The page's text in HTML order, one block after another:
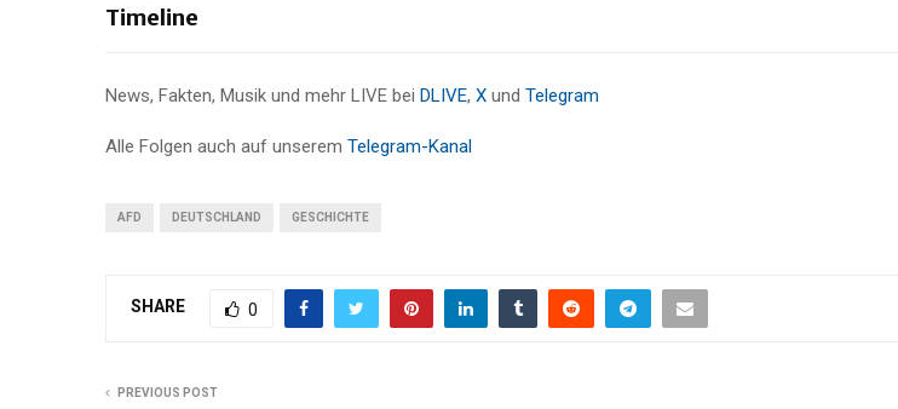
Timeline
News, Fakten, Musik und mehr LIVE bei DLIVE, X und Telegram
Alle Folgen auch auf unserem Telegram-Kanal
AFD DEUTSCHLAND GESCHICHTE
SHARE 0
PREVIOUS POST